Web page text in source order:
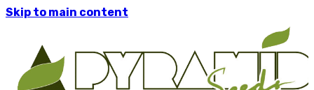
Skip to main content